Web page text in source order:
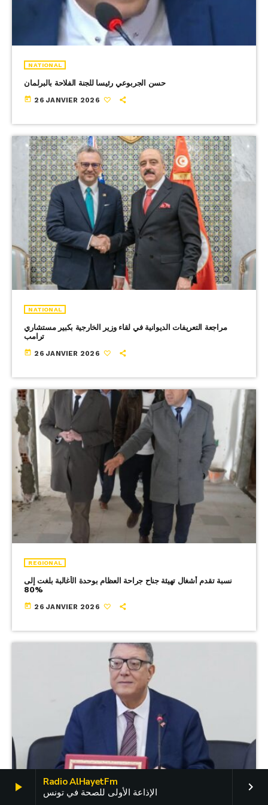
play_arrow
Radio AlHayetFm
الإذاعة الأولى للصحة في تونس
keyboard_arrow_right
NATIONAL
حسن الجربوعي رئيسا للجنة الفلاحة بالبرلمان
today 26 JANVIER 2026
NATIONAL
مراجعة التعريفات الديوانية في لقاء وزير الخارجية بكبير مستشاري
ترامب
today 26 JANVIER 2026
REGIONAL
نسبة تقدم أشغال تهيئة جناح جراحة العظام بوحدة الأغالبة بلغت إلى
80%
today 26 JANVIER 2026